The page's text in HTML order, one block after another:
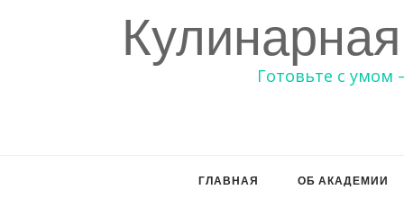
Готовьте с умом
ГЛАВНАЯ ОБ АКАДЕМИИ